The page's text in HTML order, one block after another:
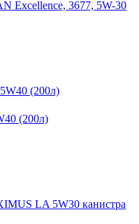
Excellence, 3677, 5W-30
(200л)